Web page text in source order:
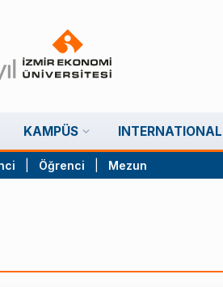
KAMPÜS INTERNATIONAL
Öğrenci Mezun